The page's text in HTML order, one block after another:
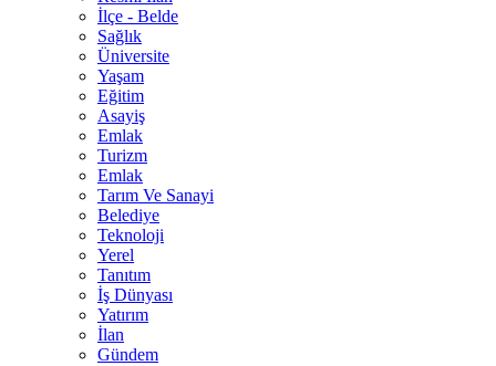
İlçe - Belde
Sağlık
Üniversite
Yaşam
Eğitim
Asayiş
Emlak
Turizm
Emlak
Tarım Ve Sanayi
Belediye
Teknoloji
Yerel
Tanıtım
İş Dünyası
Yatırım
İlan
Gündem